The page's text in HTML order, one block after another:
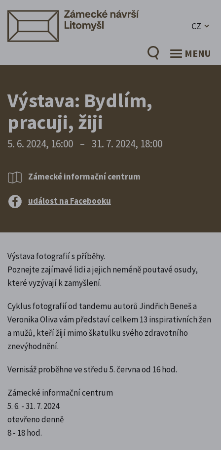
CZ
MENU
Výstava: Bydlím,
pracuji, žiji
5. 6. 2024, 16:00 – 31. 7. 2024, 18:00
Zámecké informační centrum
událost na Facebooku
Výstava fotografií s příběhy.
Poznejte zajímavé lidi a jejich neméně poutavé osudy,
které vyzývají k zamyšlení.
Cyklus fotografií od tandemu autorů Jindřich Beneš a
Veronika Oliva vám představí celkem 13 inspirativních žen
a mužů, kteří žijí mimo škatulku svého zdravotního
znevýhodnění.
Vernisáž proběhne ve středu 5. června od 16 hod.
Zámecké informační centrum
5. 6. - 31. 7. 2024
otevřeno denně
8 - 18 hod.